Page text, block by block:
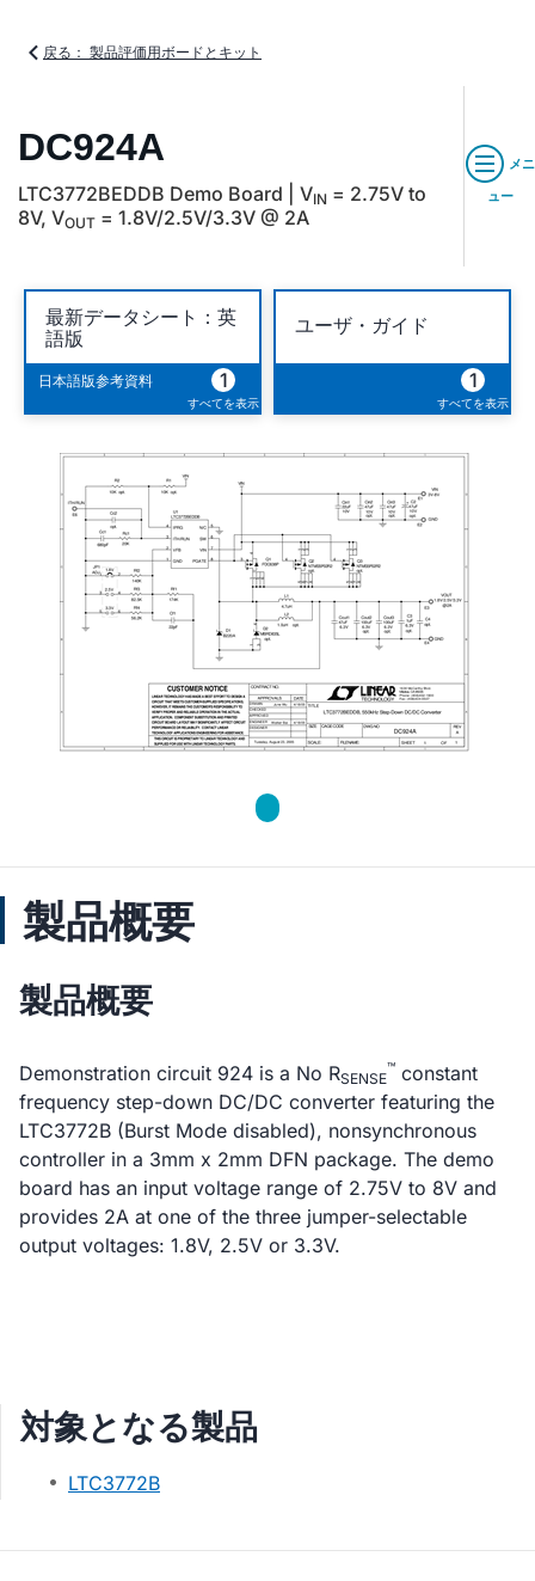
戻る： 製品評価用ボードとキット
DC924A
LTC3772BEDDB Demo Board | VIN = 2.75V to
8V, VOUT = 1.8V/2.5V/3.3V @ 2A
メニ
ュー
最新データシート：英
語版
日本語版参考資料 1
すべてを表示
ユーザ・ガイド
1
すべてを表示
製品概要
製品概要
Demonstration circuit 924 is a No RSENSE
™ constant
frequency step-down DC/DC converter featuring the
LTC3772B (Burst Mode disabled), nonsynchronous
controller in a 3mm x 2mm DFN package. The demo
board has an input voltage range of 2.75V to 8V and
provides 2A at one of the three jumper-selectable
output voltages: 1.8V, 2.5V or 3.3V.
対象となる製品
LTC3772B